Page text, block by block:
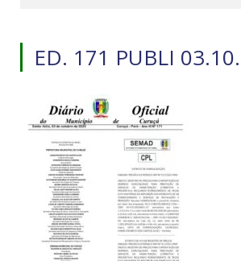
ED. 171 PUBLI